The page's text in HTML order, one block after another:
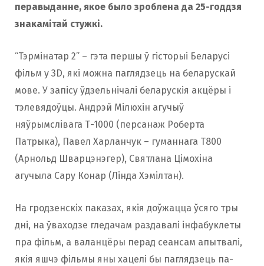
перавыданне, якое было зроблена да 25-годдзя
знакамітай стужкі.
“Тэрмінатар 2” – гэта першы ў гісторыі Беларусі
фільм у 3D, які можна паглядзець на беларускай
мове. У запісу ўдзельнічалі беларускія акцёры і
тэлевядоўцы. Андрэй Мілюхін агучыў
няўрымслівага Т-1000 (персанаж Роберта
Патрыка), Павел Харланчук – гуманнага Т800
(Арнольд Шварцэнэгер), Святлана Цімохіна
агучыла Сару Конар (Лінда Хэмілтан).
На гродзенскіх паказах, якія доўжацца ўсяго тры
дні, на ўваходзе гледачам раздавалі інфабуклеты
пра фільм, а валанцёры перад сеансам апытвалі,
якія яшчэ фільмы яны хацелі бы паглядзець па-